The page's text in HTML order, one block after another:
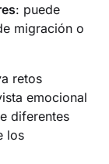
: puede
migración o
retos
emocional
diferentes
los